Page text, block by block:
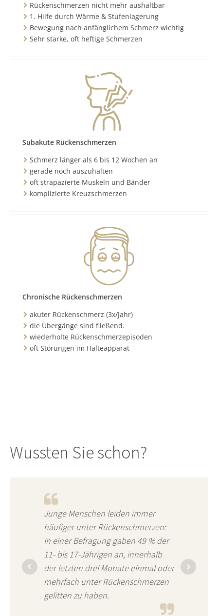
Rückenschmerzen nicht mehr aushaltbar
1. Hilfe durch Wärme & Stufenlagerung
Bewegung nach anfänglichem Schmerz wichtig
Sehr starke, oft heftige Schmerzen
Subakute Rückenschmerzen
Schmerz länger als 6 bis 12 Wochen an
gerade noch auszuhalten
oft strapazierte Muskeln und Bänder
komplizierte Kreuzschmerzen
Chronische Rückenschmerzen
akuter Rückenschmerz (3x/Jahr)
die Übergänge sind fließend.
wiederholte Rückenschmerzepisoden
oft Störungen im Halteapparat
Wussten Sie schon?
Junge Menschen leiden immer
häufiger unter Rückenschmerzen:
In einer Befragung gaben 49 % der
11- bis 17-Jährigen an, innerhalb
der letzten drei Monate einmal oder
mehrfach unter Rückenschmerzen
gelitten zu haben.